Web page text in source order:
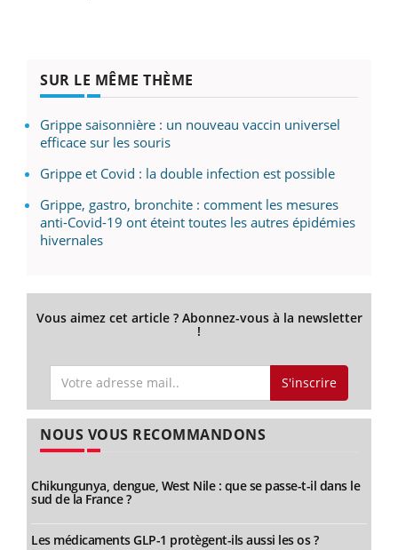
SUR LE MÊME THÈME
Grippe saisonnière : un nouveau vaccin universel
efficace sur les souris
Grippe et Covid : la double infection est possible
Grippe, gastro, bronchite : comment les mesures
anti-Covid-19 ont éteint toutes les autres épidémies
hivernales
Vous aimez cet article ? Abonnez-vous à la newsletter
!
S'inscrire
NOUS VOUS RECOMMANDONS
Chikungunya, dengue, West Nile : que se passe-t-il dans le
sud de la France ?
Les médicaments GLP-1 protègent-ils aussi les os ?